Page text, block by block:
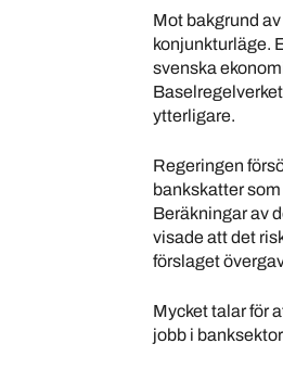
Mot bakgrund
konjunkturläge.
svenska
ytterligare.
Regeringen
bankskatter
Beräkningar av
visade att det
förslaget
Mycket talar för
jobb i